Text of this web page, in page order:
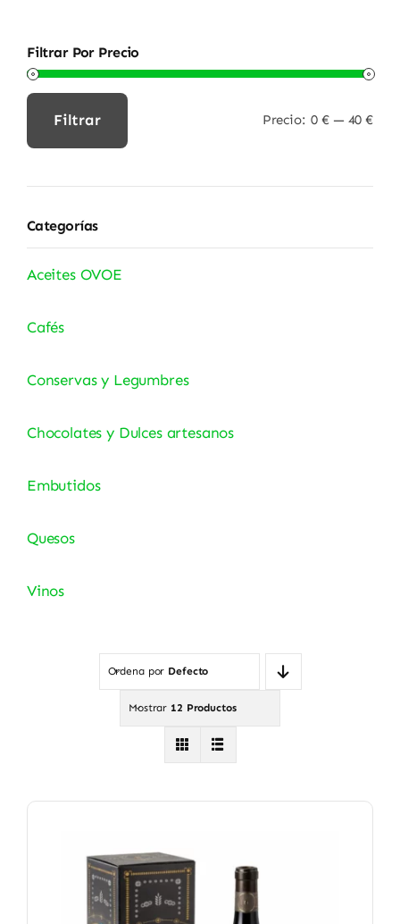
Filtrar Por Precio
Filtrar Precio: 0 € — 40 €
Categorías
Aceites OVOE
Cafés
Conservas y Legumbres
Chocolates y Dulces artesanos
Embutidos
Quesos
Vinos
Ordena por Defecto
Mostrar 12 Productos